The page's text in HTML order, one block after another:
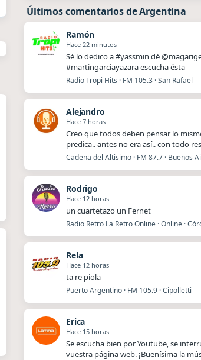
Últimos comentarios de Argentina
Ramón
Hace 22 minutos
Sé lo dedico a #yassmin dé
#martingarciayazara escucha ésta
Radio Tropi Hits · FM 105.3 · San Rafael
Alejandro
Hace 7 horas
Creo que todos deben pensar lo
predica.. antes no era así.. con todo
Cadena del Altisimo · FM 87.7 · Buenos
Rodrigo
Hace 12 horas
un cuartetazo un Fernet
Radio Retro La Retro Online · Online ·
Rela
Hace 12 horas
ta re piola
Puerto Argentino · FM 105.9 · Cipolletti
Erica
Hace 15 horas
Se escucha bien por Youtube, se
vuestra página web. ¡Buenísima la